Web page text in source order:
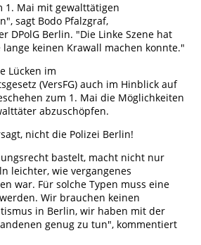
1. Mai mit gewalttätigen
sagt Bodo Pfalzgraf,
DPolG Berlin. "Die Linke Szene hat
keinen Krawall machen konnte."
Lücken im
(VersFG) auch im Hinblick auf
zum 1. Mai die Möglichkeiten
abzuschöpfen.
nicht die Polizei Berlin!
bastelt, macht nicht nur
leichter, wie vergangenes
war. Für solche Typen muss eine
Wir brauchen keinen
in Berlin, wir haben mit der
genug zu tun", kommentiert